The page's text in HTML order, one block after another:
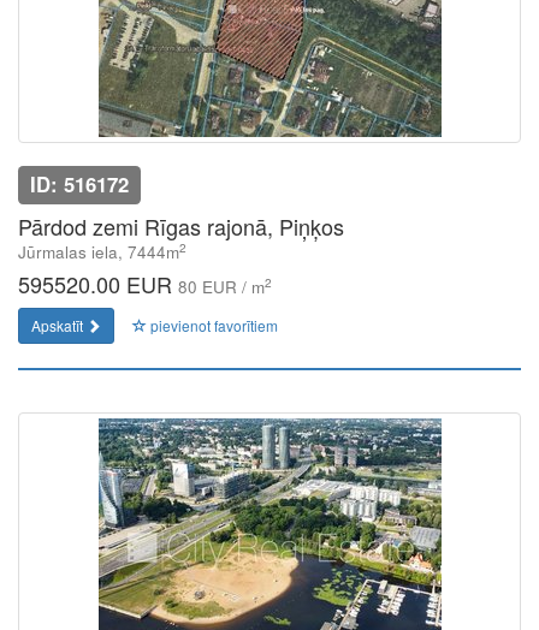
ID: 516172
Pārdod zemi Rīgas rajonā, Piņķos
Jūrmalas iela, 7444m2
595520.00 EUR 80 EUR / m2
Apskatīt pievienot favorītiem